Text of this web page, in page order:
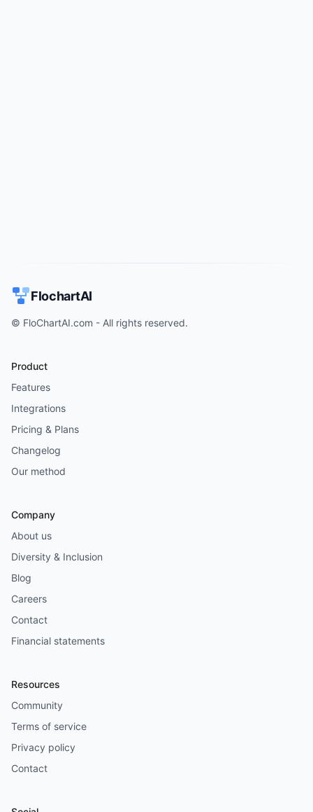
FlochartAI
© FloChartAI.com - All rights reserved.
Product
Features
Integrations
Pricing & Plans
Changelog
Our method
Company
About us
Diversity & Inclusion
Blog
Careers
Contact
Financial statements
Resources
Community
Terms of service
Privacy policy
Contact